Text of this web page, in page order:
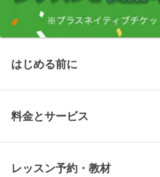
はじめる前に
料金とサービス
レッスン予約・教材